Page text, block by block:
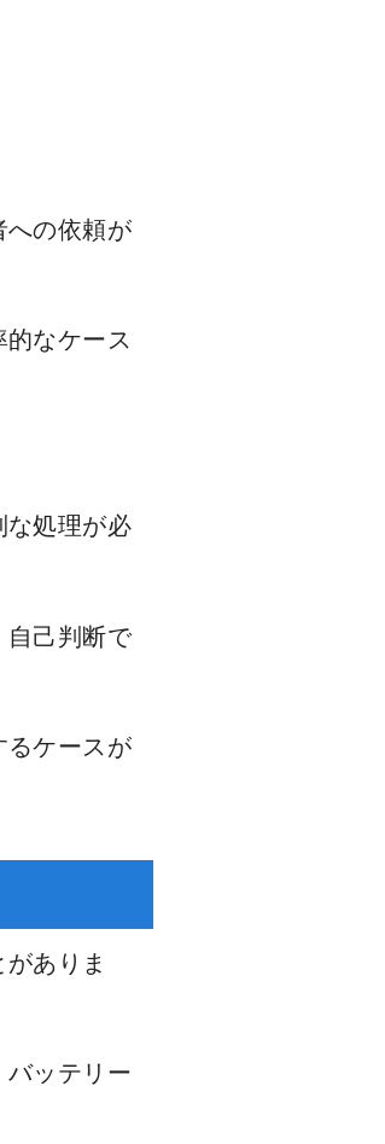
への依頼が
なケース
な処理が必
自己判断で
るケースが
ありま
ッテリー